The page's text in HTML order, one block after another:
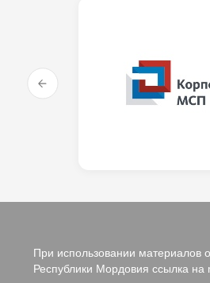
При использовании материалов
Республики Мордовия ссылка на